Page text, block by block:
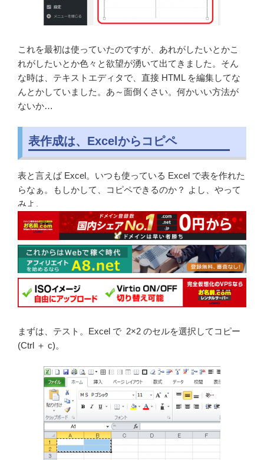
これを最初は使っていたのですが、あれがしたいとかこ
れがしたいとか色々と欲望が湧いて出てきました。そん
な時は、テキストエディタで、直接 HTML を編集してな
んとかしていました。あ～面倒くさい。何かいい方法が
ないか…
表作成は、Excelからコピペ
表と言えば Excel。いつも使っている Excel で表を作れた
らなぁ。もしかして、コピペできるのか？ よし、やって
みよ。
まずは、テスト。Excel で 2×2 のセルを選択してコピー
(Ctrl ＋ c)。